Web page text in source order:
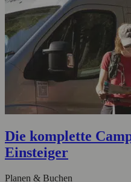
Die komplette
Einsteiger
Planen & Buchen